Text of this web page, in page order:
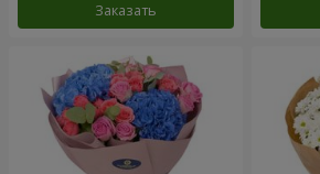
Заказать